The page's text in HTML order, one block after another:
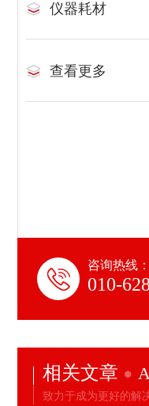
仪器耗材
查看更多
咨询热线：
010-
相关文章
致力于成为更好的解